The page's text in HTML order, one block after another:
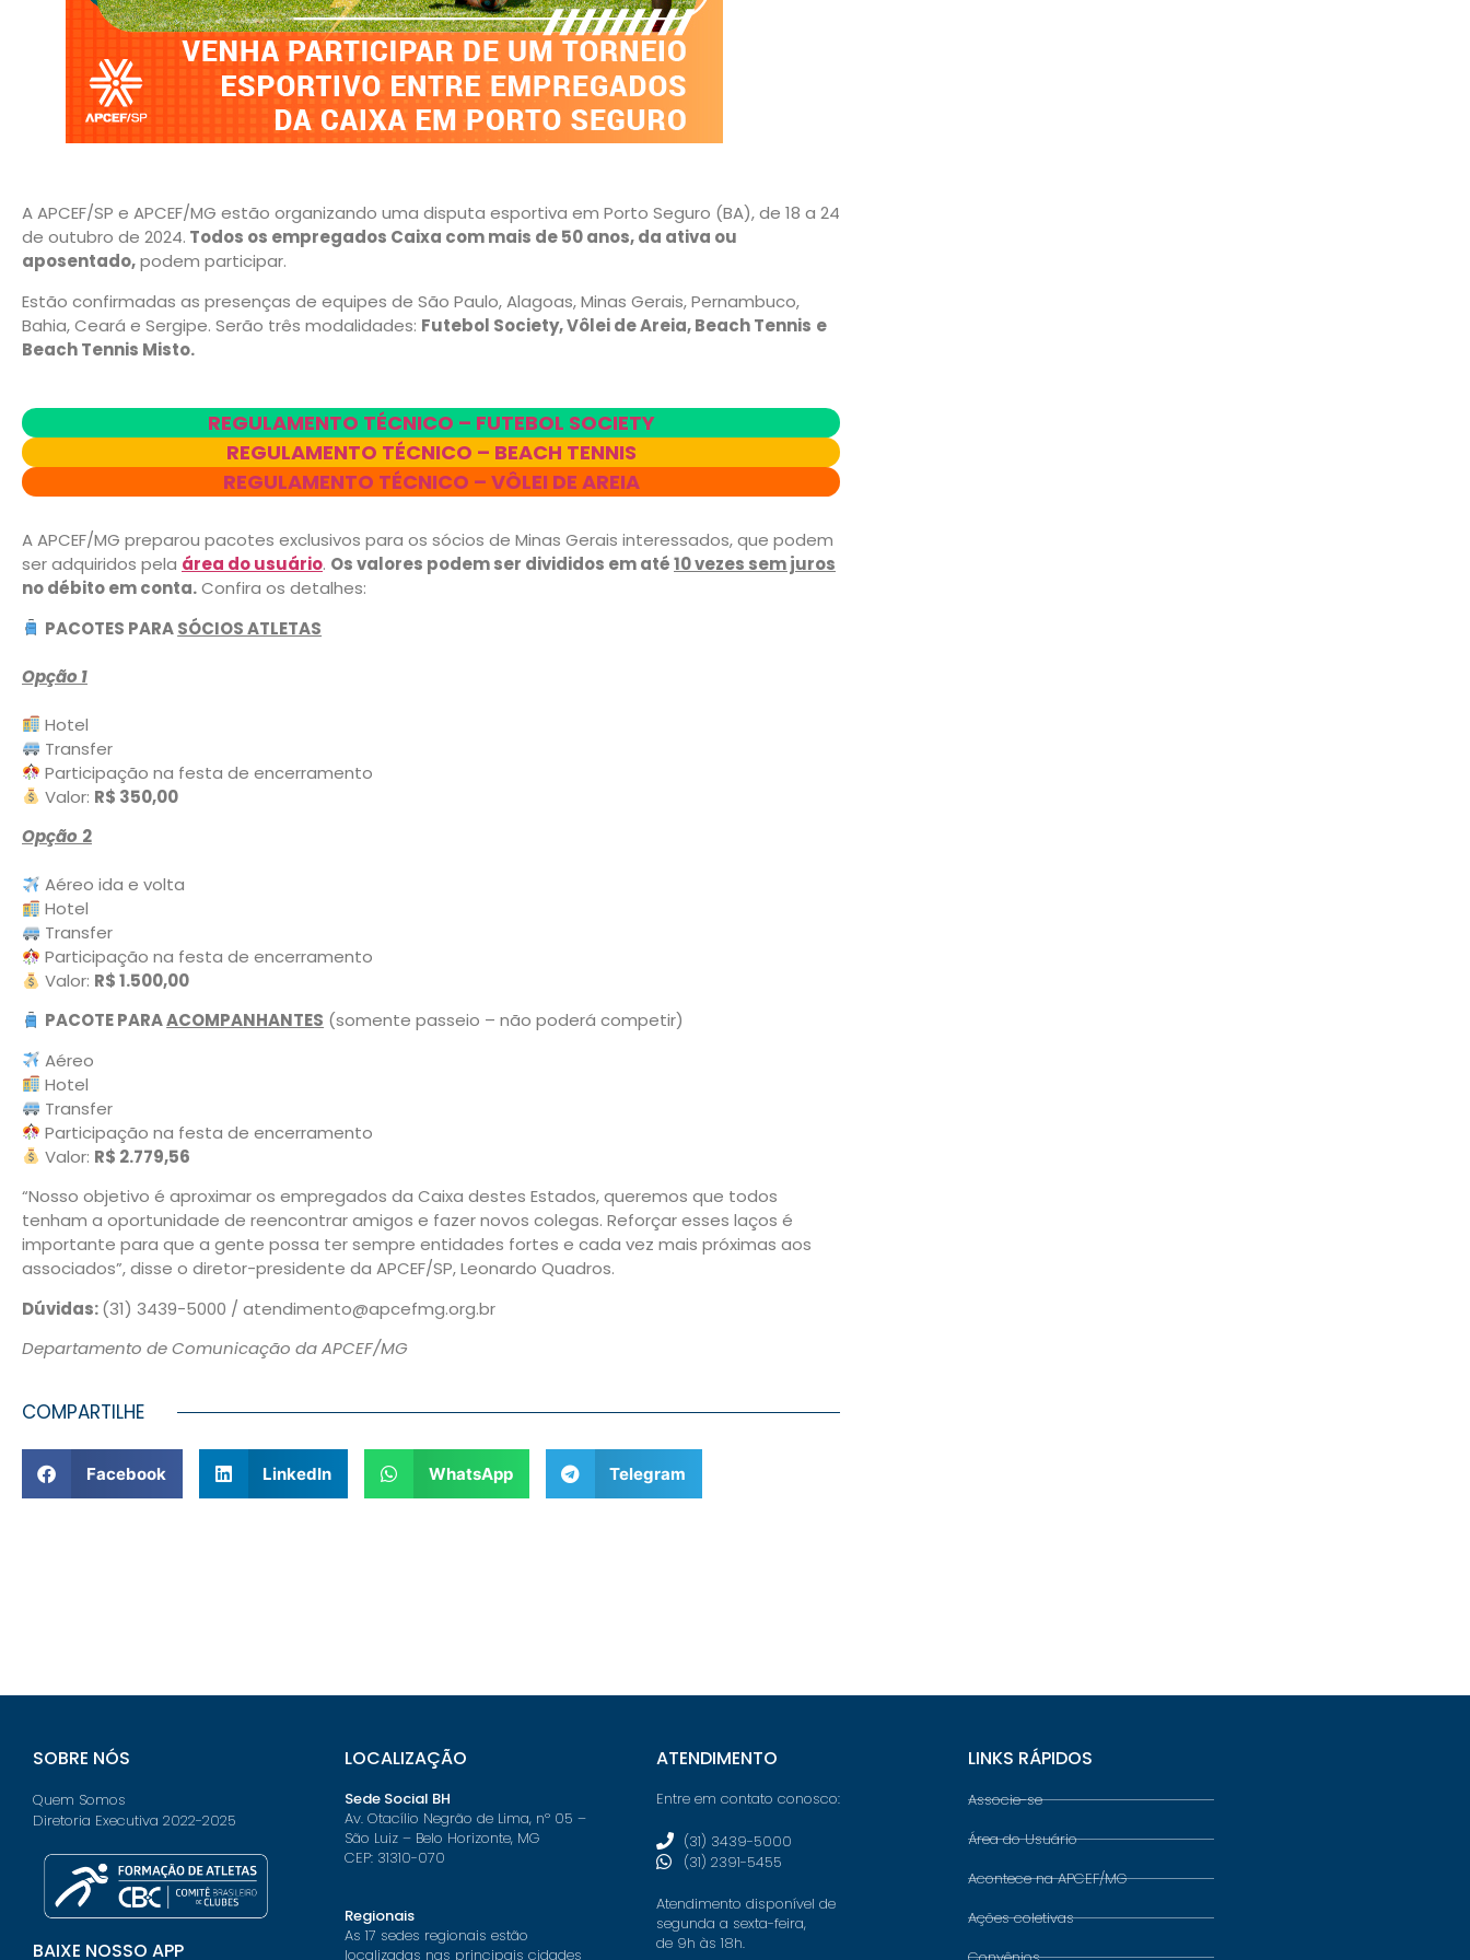
A APCEF/SP e APCEF/MG estão organizando uma disputa esportiva em Porto Seguro (BA), de 18 a 24
de outubro de 2024. Todos os empregados Caixa com mais de 50 anos, da ativa ou
aposentado,podem participar.
Estão confirmadas as presenças de equipes de São Paulo, Alagoas, Minas Gerais, Pernambuco,
Bahia, Ceará e Sergipe. Serão três modalidades: Futebol Society, Vôlei de Areia, Beach Tennis e
Beach Tennis Misto.
REGULAMENTO TÉCNICO – FUTEBOL SOCIETY
REGULAMENTO TÉCNICO – BEACH TENNIS
REGULAMENTO TÉCNICO – VÔLEI DE AREIA
A APCEF/MG preparou pacotes exclusivos para os sócios de Minas Gerais interessados, que podem
ser adquiridos pela área do usuário. Os valores podem ser divididos em até10 vezes sem juros
no débito em conta.Confira os detalhes:
PACOTES PARASÓCIOS ATLETAS
Opção 1
Hotel
Transfer
Participação na festa de encerramento
Valor: R$ 350,00
Opção 2
Aéreo ida e volta
Hotel
Transfer
Participação na festa de encerramento
Valor: R$ 1.500,00
PACOTE PARAACOMPANHANTES (somente passeio – não poderá competir)
Aéreo
Hotel
Transfer
Participação na festa de encerramento
Valor: R$ 2.779,56
“Nosso objetivo é aproximar os empregados da Caixa destes Estados, queremos que todos
tenham a oportunidade de reencontrar amigos e fazer novos colegas. Reforçar esses laços é
importante para que a gente possa ter sempre entidades fortes e cada vez mais próximas aos
associados”, disse o diretor-presidente da APCEF/SP, Leonardo Quadros.
Dúvidas:(31) 3439-5000 / atendimento@apcefmg.org.br
Departamento de Comunicação da APCEF/MG
COMPARTILHE
Facebook LinkedIn WhatsApp Telegram
SOBRE NÓS
Quem Somos
Diretoria Executiva 2022-2025
BAIXE NOSSO APP
LOCALIZAÇÃO
Sede Social BH
Av. Otacílio Negrão de Lima, nº 05 –
São Luiz – Belo Horizonte, MG
CEP: 31310-070
Regionais
As 17 sedes regionais estão
localizadas nas principais cidades
ATENDIMENTO
Entre em contato conosco:
(31) 3439-5000
(31) 2391-5455
Atendimento disponível de
segunda a sexta-feira,
de 9h às 18h.
LINKS RÁPIDOS
Associe-se
Área do Usuário
Acontece na APCEF/MG
Ações coletivas